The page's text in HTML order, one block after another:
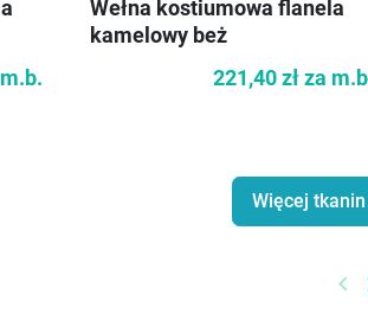
Wełna kostiumowa flanela
kamelowy beż
221,40 złza
Więcej tkanin
keyboard_arrow_left